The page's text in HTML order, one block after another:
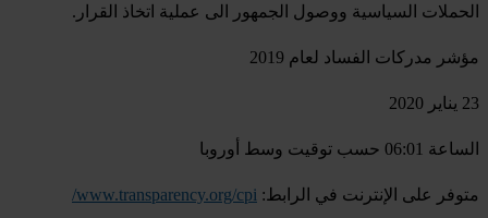
الحملات السياسية ووصول الجمهور الى عملية اتخاذ القرار.
مؤشر مدركات الفساد لعام 2019
23 يناير 2020
الساعة 06:01 حسب توقيت وسط أوروبا
متوفر على الإنترنت في الرابط: www.transparency.org/cpi/